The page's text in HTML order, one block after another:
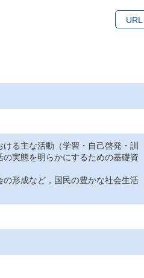
る主な活動（学習・自己啓発・訓
実態を明らかにするための基礎資
形成など，国民の豊かな社会生活